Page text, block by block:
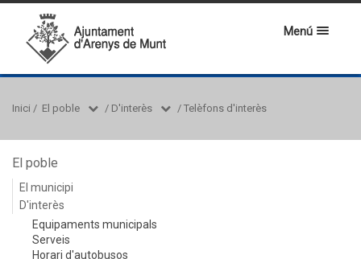
Menú
Inici / El poble / D'interès / Telèfons d'interès
El poble
El municipi
D'interès
Equipaments municipals
Serveis
Horari d'autobusos